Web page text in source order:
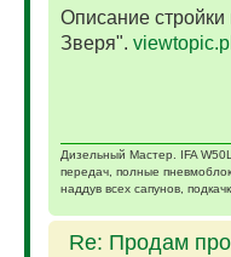
Описание
Зверя".
Дизельный Мастер. IFA
передач, полные
наддув всех сапунов,
Re: Продам